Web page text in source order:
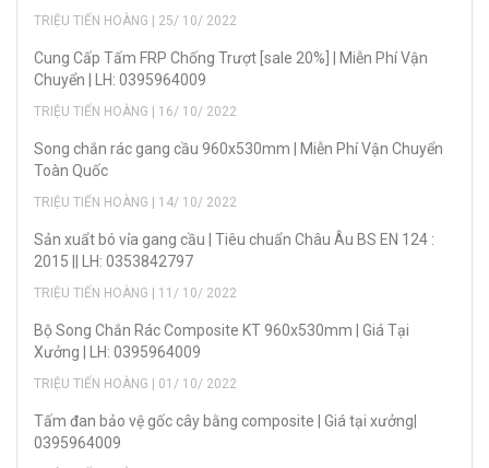
TRIỆU TIẾN HOÀNG | 25/ 10/ 2022
Cung Cấp Tấm FRP Chống Trượt [sale 20%] | Miễn Phí Vận
Chuyển | LH: 0395964009
TRIỆU TIẾN HOÀNG | 16/ 10/ 2022
Song chắn rác gang cầu 960x530mm | Miễn Phí Vận Chuyển
Toàn Quốc
TRIỆU TIẾN HOÀNG | 14/ 10/ 2022
Sản xuẩt bó vỉa gang cầu | Tiêu chuẩn Châu Âu BS EN 124 :
2015 || LH: 0353842797
TRIỆU TIẾN HOÀNG | 11/ 10/ 2022
Bộ Song Chắn Rác Composite KT 960x530mm | Giá Tại
Xưởng | LH: 0395964009
TRIỆU TIẾN HOÀNG | 01/ 10/ 2022
Tấm đan bảo vệ gốc cây bằng composite | Giá tại xưởng|
0395964009